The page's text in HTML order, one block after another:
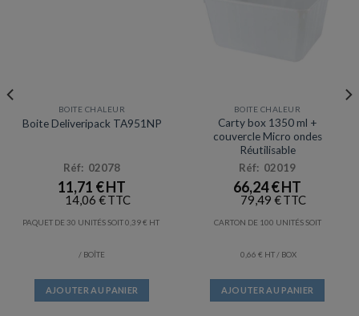
Prix en baisse
BOITE CHALEUR
Boite Deliveripack TA951NP
Réf: 02078
11,71 €
14,06 €
PAQUET DE 30 UNITÉS SOIT0,39€
/ BOÎTE
AJOUTER AU PANIER
BOITE CHALEUR
Carty box 1350 ml +
couvercle Micro ondes
Réutilisable
Réf: 02019
66,24€
79,49 €
CARTON DE 100 UNITÉS SOIT
0,66 € / BOX
AJOUTER AU PANIER